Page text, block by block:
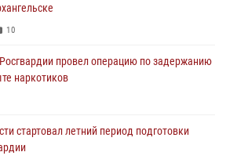
10
провел операцию по задержанию
наркотиков
стартовал летний период подготовки